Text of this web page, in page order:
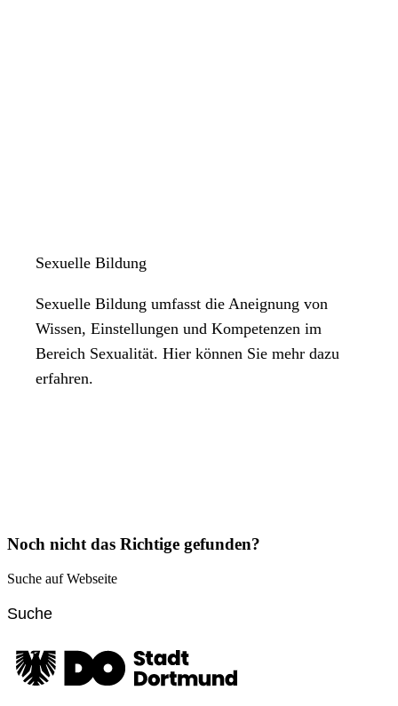
Sexuelle Bildung
Sexuelle Bildung umfasst die Aneignung von
Wissen, Einstellungen und Kompetenzen im
Bereich Sexualität. Hier können Sie mehr dazu
erfahren.
Noch nicht das Richtige gefunden?
Suche auf Webseite